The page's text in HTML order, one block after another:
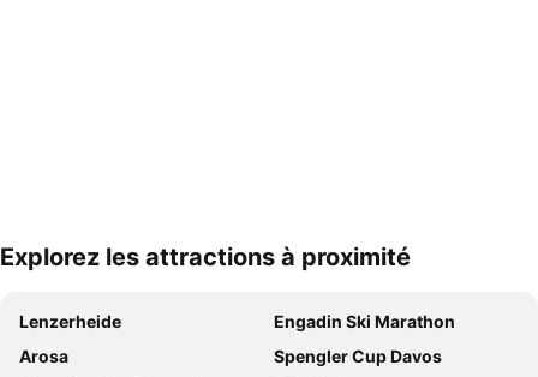
Explorez les attractions à proximité
Lenzerheide
Engadin Ski Marathon
Arosa
Spengler Cup Davos